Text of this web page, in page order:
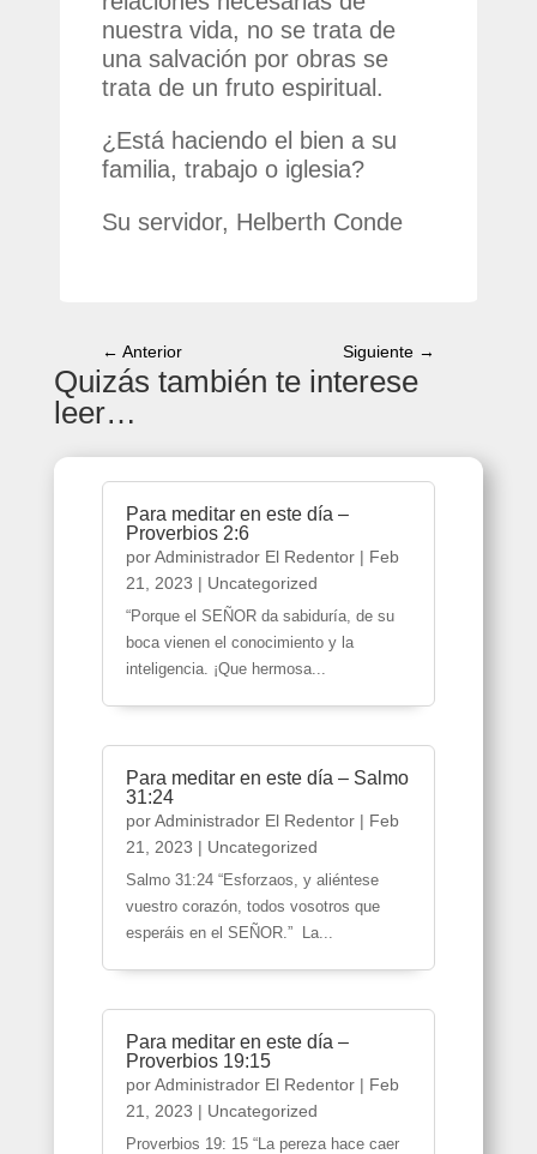
nuestra vida, no se trata de
una salvación por obras se
trata de un fruto espiritual.
¿Está haciendo el bien a su
familia, trabajo o iglesia?
Su servidor, Helberth Conde
← Anterior Siguiente →
Quizás también te interese
leer…
Para meditar en este día –
Proverbios 2:6
porAdministrador El Redentor| Feb
21, 2023 | Uncategorized
“Porque el SEÑOR da sabiduría, de su
boca vienen el conocimiento y la
inteligencia. ¡Que hermosa...
Para meditar en este día – Salmo
31:24
porAdministrador El Redentor| Feb
21, 2023 | Uncategorized
Salmo 31:24 “Esforzaos, y aliéntese
vuestro corazón, todos vosotros que
esperáis en el SEÑOR.” La...
Para meditar en este día –
Proverbios 19:15
porAdministrador El Redentor| Feb
21, 2023 | Uncategorized
Proverbios 19: 15 “La pereza hace caer